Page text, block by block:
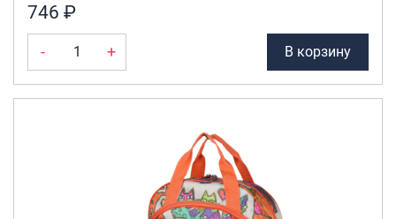
746 ₽
- + В корзину